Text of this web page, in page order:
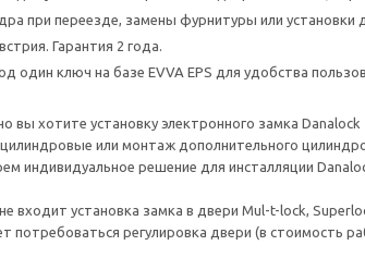
при переезде, замены фурнитуры или установки
Гарантия 2 года.
один ключ на базе EVVA EPS для удобства
вы хотите установку электронного замка
или монтаж дополнительного
индивидуальное решение для инсталляции
входит установка замка в двери Mul-t-lock,
регулировка двери (в стоимость